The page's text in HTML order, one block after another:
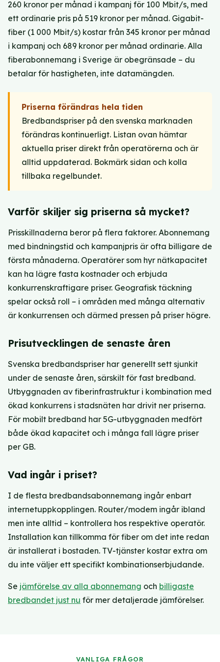
260 kronor per månad i kampanj för 100 Mbit/s, med
ett ordinarie pris på 519 kronor per månad. Gigabit-
fiber (1 000 Mbit/s) kostar från 345 kronor per månad
i kampanj och 689 kronor per månad ordinarie. Alla
fiberabonnemang i Sverige är obegränsade – du
betalar för hastigheten, inte datamängden.
Priserna förändras hela tiden
Bredbandspriser på den svenska marknaden
förändras kontinuerligt. Listan ovan hämtar
aktuella priser direkt från operatörerna och är
alltid uppdaterad. Bokmärk sidan och kolla
tillbaka regelbundet.
Varför skiljer sig priserna så mycket?
Prisskillnaderna beror på flera faktorer. Abonnemang
med bindningstid och kampanjpris är ofta billigare de
första månaderna. Operatörer som hyr nätkapacitet
kan ha lägre fasta kostnader och erbjuda
konkurrenskraftigare priser. Geografisk täckning
spelar också roll – i områden med många alternativ
är konkurrensen och därmed pressen på priser högre.
Prisutvecklingen de senaste åren
Svenska bredbandspriser har generellt sett sjunkit
under de senaste åren, särskilt för fast bredband.
Utbyggnaden av fiberinfrastruktur i kombination med
ökad konkurrens i stadsnäten har drivit ner priserna.
För mobilt bredband har 5G-utbyggnaden medfört
både ökad kapacitet och i många fall lägre priser
per GB.
Vad ingår i priset?
I de flesta bredbandsabonnemang ingår enbart
internetuppkopplingen. Router/modem ingår ibland
men inte alltid – kontrollera hos respektive operatör.
Installation kan tillkomma för fiber om det inte redan
är installerat i bostaden. TV-tjänster kostar extra om
du inte väljer ett specifikt kombinationserbjudande.
Se jämförelse av alla abonnemang och billigaste
bredbandet just nu för mer detaljerade jämförelser.
VANLIGA FRÅGOR